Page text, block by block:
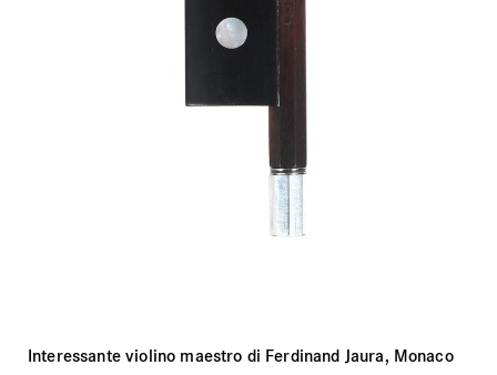
Interessante violino maestro di Ferdinand Jaura, Monaco